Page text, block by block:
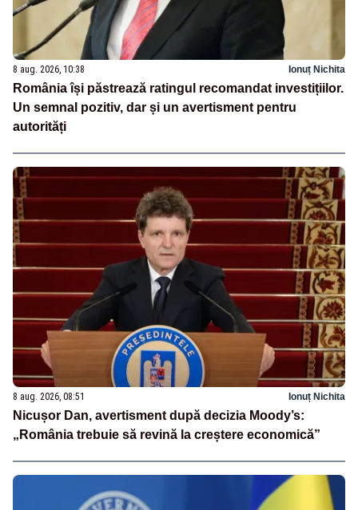
8 aug. 2026, 10:38 Ionuț Nichita
România își păstrează ratingul recomandat investițiilor.
Un semnal pozitiv, dar și un avertisment pentru
autorități
8 aug. 2026, 08:51 Ionuț Nichita
Nicușor Dan, avertisment după decizia Moody’s:
„România trebuie să revină la creștere economică”